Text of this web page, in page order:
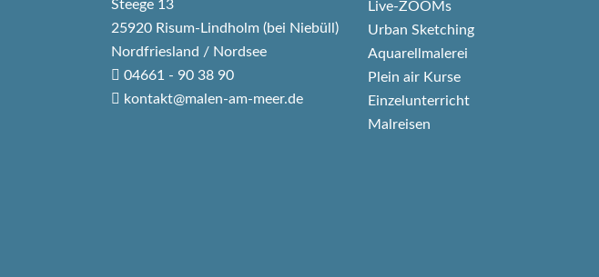
Steege 13
25920 Risum-Lindholm (bei Niebüll)
Nordfriesland / Nordsee
04661 - 90 38 90
kontakt@malen-am-meer.de
Live-ZOOMs
Urban Sketching
Aquarellmalerei
Plein air Kurse
Einzelunterricht
Malreisen